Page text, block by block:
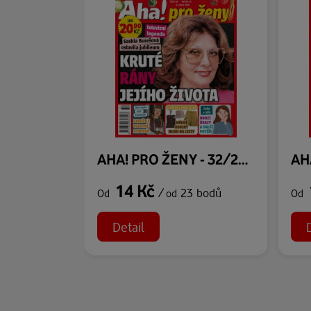
AHA! PRO ŽENY - 32/2026
Od 14 Kč /od 23 bodů
Detail
Od